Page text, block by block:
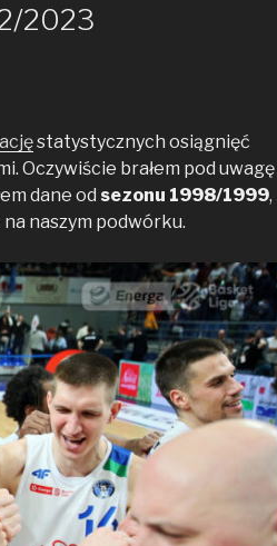
2023
statystycznych osiągnięć
Oczywiście brałem pod uwagę
dane od sezonu 1998/1999,
naszym podwórku.